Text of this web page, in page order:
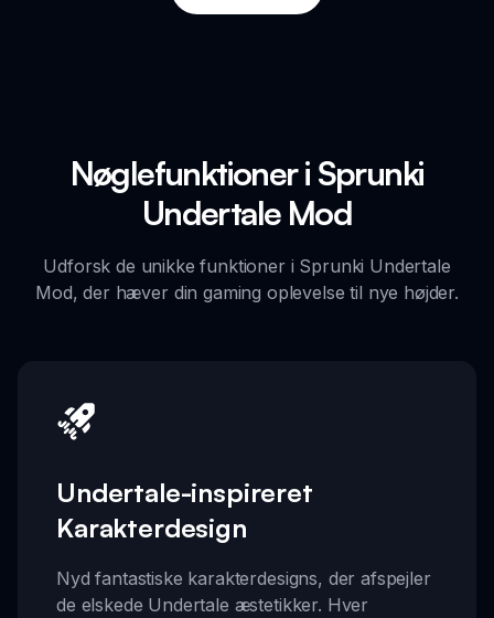
Nøglefunktioner i Sprunki
Undertale Mod
Udforsk de unikke funktioner i Sprunki Undertale
Mod, der hæver din gaming oplevelse til nye højder.
Undertale-inspireret
Karakterdesign
Nyd fantastiske karakterdesigns, der afspejler
de elskede Undertale æstetikker. Hver